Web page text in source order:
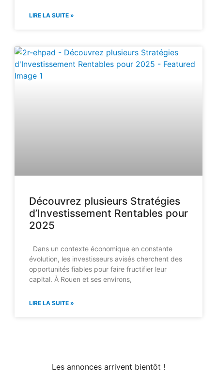
LIRE LA SUITE »
Découvrez plusieurs Stratégies
d’Investissement Rentables pour
2025
Dans un contexte économique en constante
évolution, les investisseurs avisés cherchent des
opportunités fiables pour faire fructifier leur
capital. À Rouen et ses environs,
LIRE LA SUITE »
Les annonces arrivent bientôt !